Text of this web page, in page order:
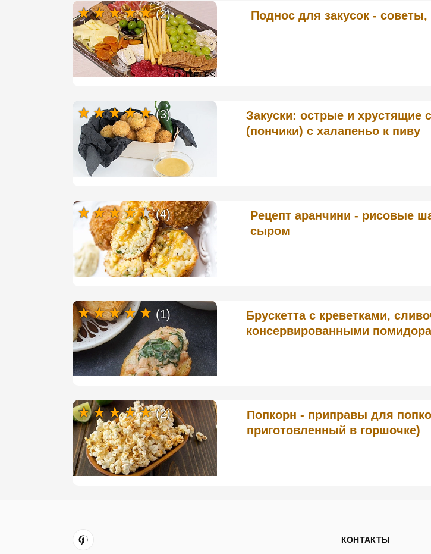
Поднос для закусок - советы,
(2)
Закуски: острые и хрустящие
(пончики) с халапеньо к пиву
(3)
Рецепт аранчини - рисовые
сыром
(4)
Брускетта с креветками,
консервированными
(1)
Попкорн - приправы для
приготовленный в горшочке)
(2)
КОНТАКТЫ